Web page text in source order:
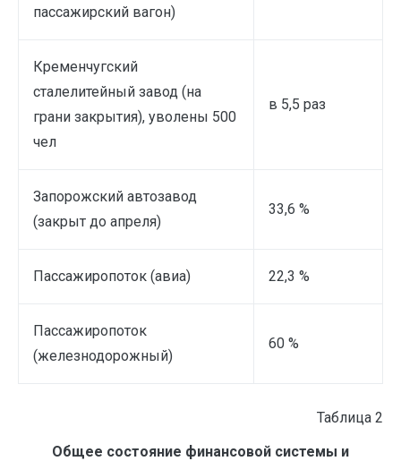
пассажирский вагон)
Кременчугский
сталелитейный завод (на
грани закрытия), уволены 500
чел
в 5,5 раз
Запорожский автозавод
(закрыт до апреля)
33,6 %
Пассажиропоток (авиа) 22,3 %
Пассажиропоток
(железнодорожный)
60 %
Таблица 2
Общее состояние финансовой системы и